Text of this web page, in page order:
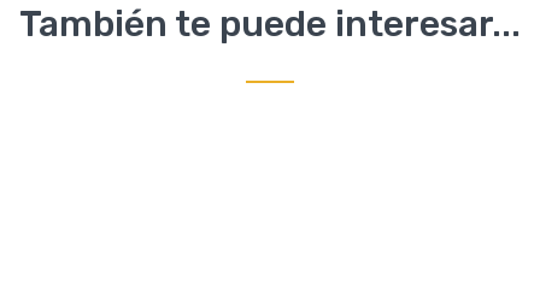
También te puede interesar...